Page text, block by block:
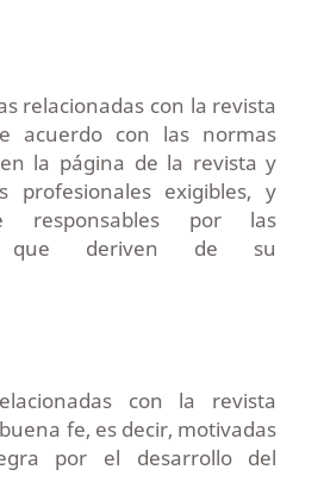
relacionadas con la revista
acuerdo con las normas
la página de la revista y
profesionales exigibles, y
responsables por las
que deriven de su
con la revista
fe, es decir, motivadas
por el desarrollo del